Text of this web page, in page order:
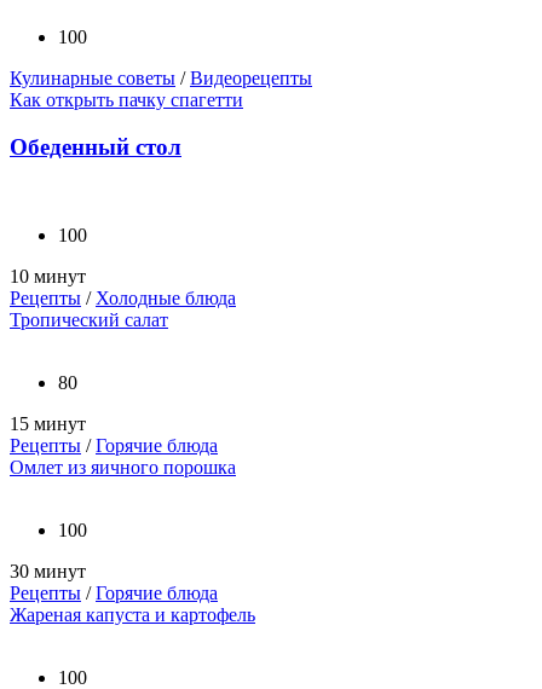
100
Кулинарные советы /Видеорецепты
Как открыть пачку спагетти
Обеденный стол
100
10 минут
Рецепты / Холодные блюда
Тропический салат
80
15 минут
Рецепты /Горячие блюда
Омлет из яичного порошка
100
30 минут
Рецепты /Горячие блюда
Жареная капуста и картофель
100